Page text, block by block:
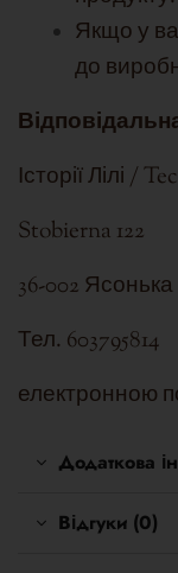
Якщо у
до
Історії Лілі /
Stobierna 122
36-002 Ясонька
Тел. 603795814
електронною
Додаткова
Відгуки (0)